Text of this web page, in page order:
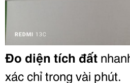
Đo diện tích đất
xác chỉ trong vài phút.